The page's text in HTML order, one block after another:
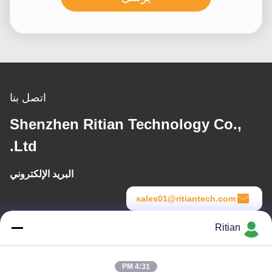
اتصل بنا
Shenzhen Ritian Technology Co.,
Ltd.
البريد الإلكتروني
sales01@ritiantech.com
وقت العمل
8:30-18:00
Ritian
4:31 PM